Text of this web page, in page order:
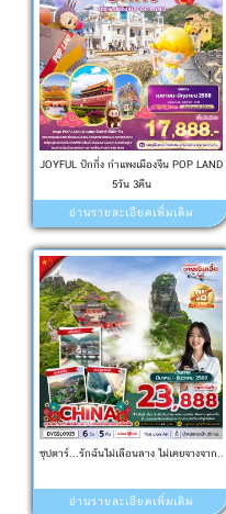
JOYFUL ปักกิ่ง กำแพงเมืองจีน POP LAND
5วัน 3คืน
อ่านรายละเอียดเพิ่มเติม
ซุปตาร์...รักฉันไม่เลือนลาง ไม่เคยจางจาก..
อ่านรายละเอียดเพิ่มเติม